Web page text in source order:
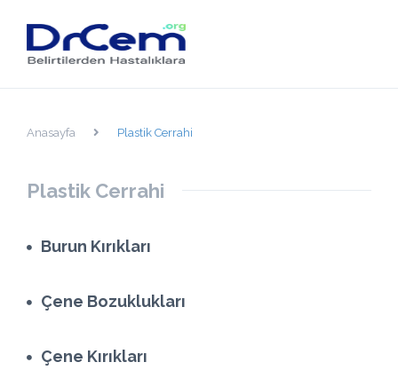
Anasayfa Plastik Cerrahi
Plastik Cerrahi
Burun Kırıkları
Çene Bozuklukları
Çene Kırıkları